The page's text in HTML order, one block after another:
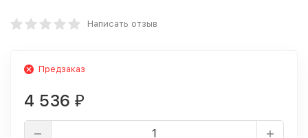
Написать отзыв
Предзаказ
4 536 ₽